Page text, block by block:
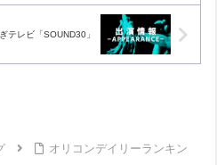
テレビ「SOUND30」
オリコンデイリーランキン